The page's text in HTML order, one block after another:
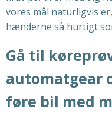
vores mål naturligvis
hænderne så hurtigt
Gå til
automatgear
føre bil med